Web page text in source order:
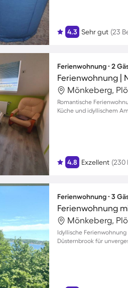
4.3 Sehr gut (23
Ferienwohnung ∙ 2
Ferienwohnung |
Mönkeberg,
Romantische
Küche und idyllischem
4.8 Exzellent (230
Ferienwohnung ∙ 3
Ferienwohnung
Mönkeberg,
Idyllische
Düsternbrook für